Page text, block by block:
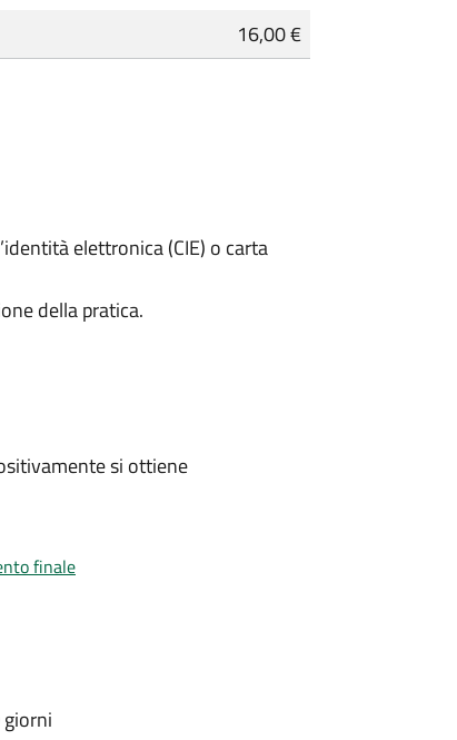
16,00 €
elettronica (CIE) o carta
della pratica.
si ottiene
finale